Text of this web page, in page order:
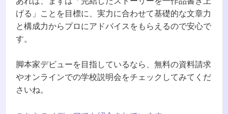
げる」ことを目標に、実力に合わせて基礎的な文章力
と構成力からプロにアドバイスをもらえるので安心で
す。
脚本家デビューを目指しているなら、無料の資料請求
やオンラインでの学校説明会をチェックしてみてくだ
さいね。